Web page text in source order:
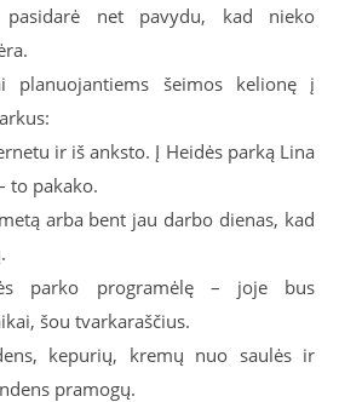
net pavydu, kad nieko
planuojantiems šeimos kelionę į
ir iš anksto. Į Heidės parką Lina
to pakako.
arba bent jau darbo dienas, kad
parko programėlę – joje bus
šou tvarkaraščius.
kepurių, kremų nuo saulės ir
pramogų.